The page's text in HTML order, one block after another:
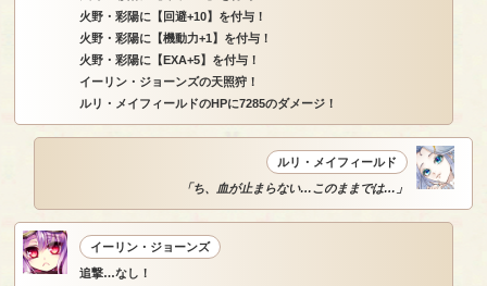
火野・彩陽に【回避+10】を付与！
火野・彩陽に【機動力+1】を付与！
火野・彩陽に【EXA+5】を付与！
イーリン・ジョーンズの天照狩！
ルリ・メイフィールドのHPに7285のダメージ！
ルリ・メイフィールド
「ち、血が止まらない…このままでは…」
イーリン・ジョーンズ
追撃…なし！